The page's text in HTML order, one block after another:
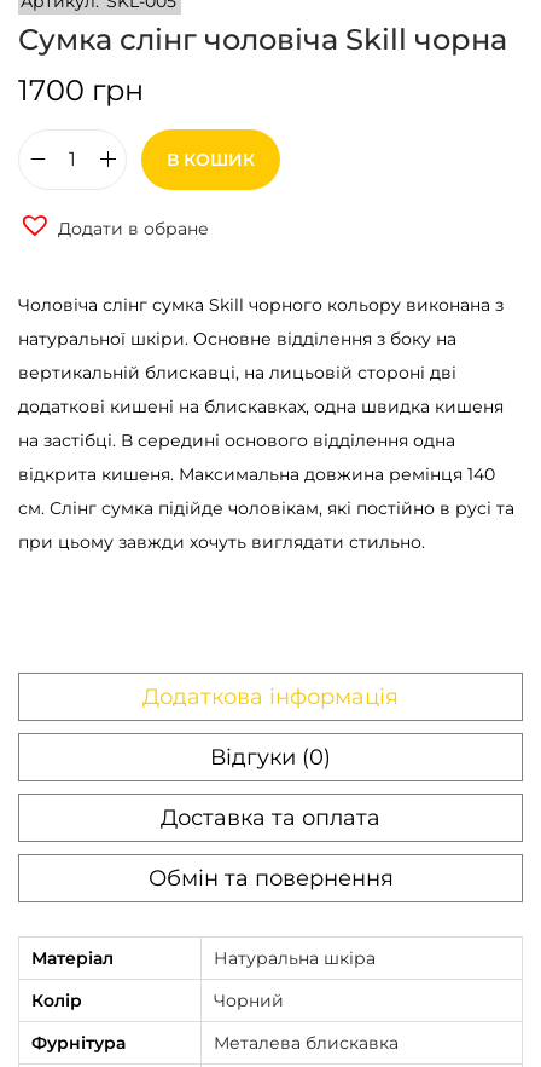
Сумка слінг чоловіча Skill чорна
1700 грн
м
а
с
л
і
н
г
ч
о
ч
S
i
ч
о
р
н
В КОШИК
Додати в обране
Чоловіча слінг сумка Skill чорного кольору виконана з
натуральної шкіри. Основне відділення з боку на
вертикальній блискавці, на лицьовій стороні дві
додаткові кишені на блискавках, одна швидка кишеня
на застібці. В середині основого відділення одна
відкрита кишеня. Максимальна довжина ремінця 140
см. Слінг сумка підійде чоловікам, які постійно в русі та
при цьому завжди хочуть виглядати стильно.
Додаткова інформація
Відгуки (0)
Доставка та оплата
Обмін та повернення
Матеріал
Натуральна шкіра
Колір
Чорний
Фурнітура
Металева блискавка